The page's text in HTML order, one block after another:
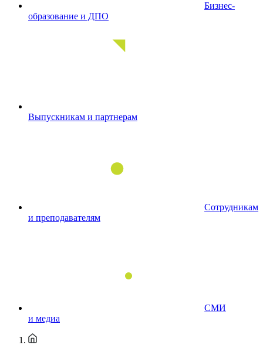
Бизнес-
образование и ДПО
Выпускникам и партнерам
Сотрудникам
и преподавателям
СМИ
и медиа